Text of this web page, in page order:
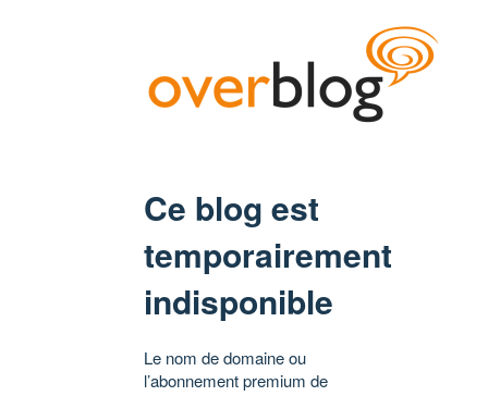
Ce blog est
temporairement
indisponible
Le nom de domaine ou
l’abonnement premium de